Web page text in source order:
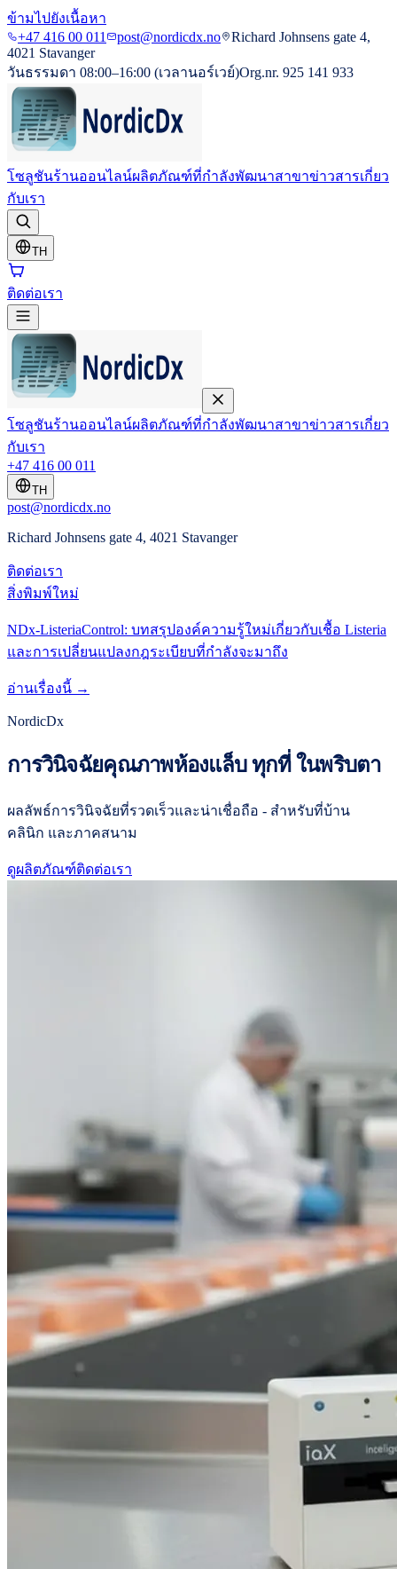
ข้ามไปยังเนื้อหา
+47 416 00 011
post@nordicdx.no
Richard Johnsens gate 4,
4021 Stavanger
วันธรรมดา 08:00–16:00 (เวลานอร์เวย์)Org.nr. 925 141 933
โซลูชันร้านออนไลน์ผลิตภัณฑ์ที่กำลังพัฒนาสาขาข่าวสารเกี่ยว
กับเรา
TH
ติดต่อเรา
โซลูชันร้านออนไลน์ผลิตภัณฑ์ที่กำลังพัฒนาสาขาข่าวสารเกี่ยว
กับเรา
+47 416 00 011
TH
post@nordicdx.no
Richard Johnsens gate 4, 4021 Stavanger
ติดต่อเรา
สิ่งพิมพ์ใหม่
NDx-ListeriaControl: บทสรุปองค์ความรู้ใหม่เกี่ยวกับเชื้อ Listeria
และการเปลี่ยนแปลงกฎระเบียบที่กำลังจะมาถึง
อ่านเรื่องนี้ →
NordicDx
การวินิจฉัยคุณภาพห้องแล็บ ทุกที่ ในพริบตา
ผลลัพธ์การวินิจฉัยที่รวดเร็วและน่าเชื่อถือ - สำหรับที่บ้าน
คลินิก และภาคสนาม
ดูผลิตภัณฑ์ติดต่อเรา